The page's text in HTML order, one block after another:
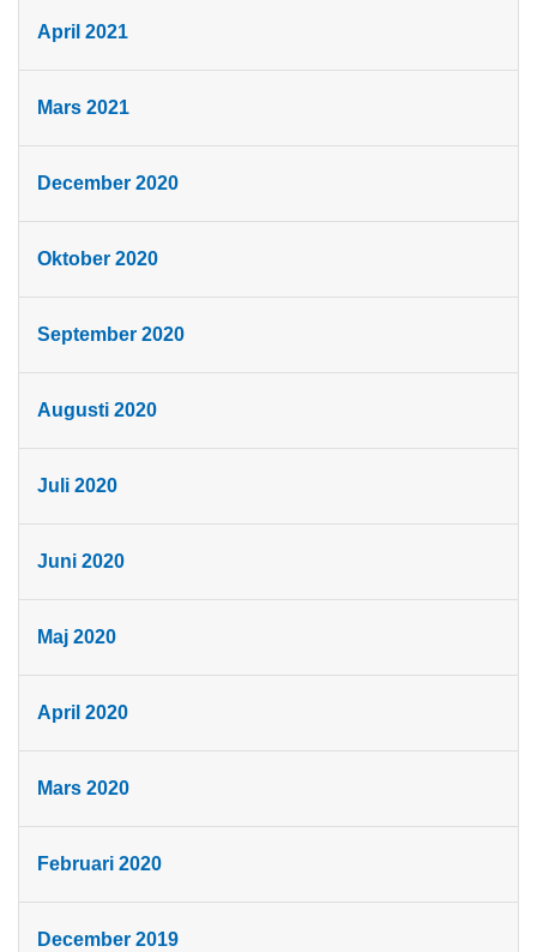
April 2021
Mars 2021
December 2020
Oktober 2020
September 2020
Augusti 2020
Juli 2020
Juni 2020
Maj 2020
April 2020
Mars 2020
Februari 2020
December 2019